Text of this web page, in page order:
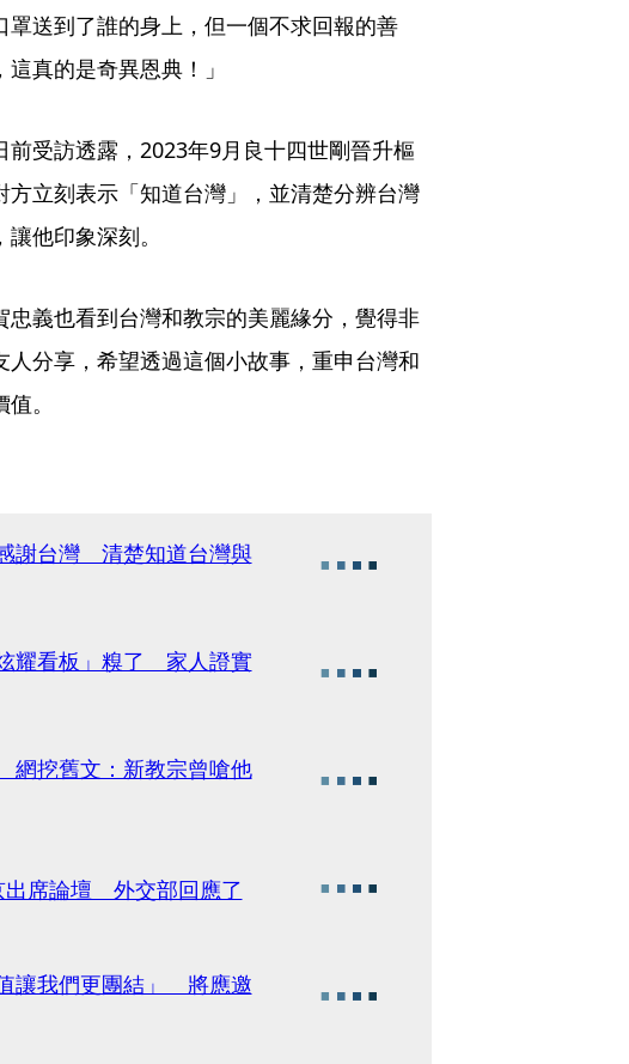
送到了誰的身上，但一個不求回報的善
真的是奇異恩典！」
受訪透露，2023年9月良十四世剛晉升樞
立刻表示「知道台灣」，並清楚分辨台灣
他印象深刻。
忠義也看到台灣和教宗的美麗緣分，覺得非
分享，希望透過這個小故事，重申台灣和
。
謝台灣 清楚知道台灣與
耀看板」糗了 家人證實
挖舊文：新教宗曾嗆他
出席論壇 外交部回應了
讓我們更團結」 將應邀